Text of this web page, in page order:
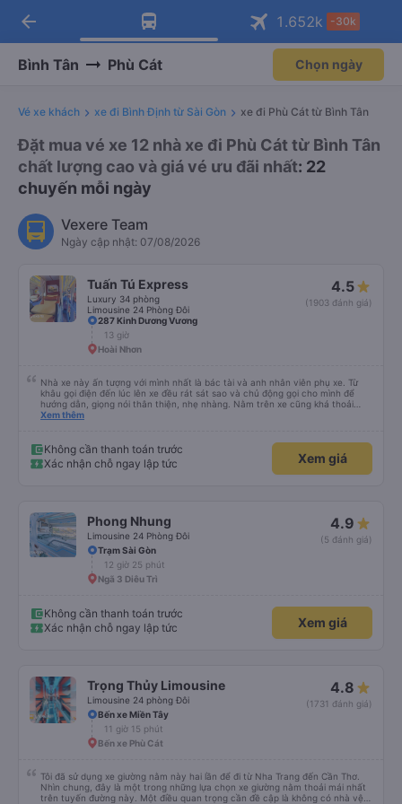
Tải app Vexere ngay!
Nhận ưu đãi thành viên độc
Mở app
Tải app Vexere
-30k/ghế khi đặt vé máy bay qua
Mở app
arrow_back 1.652k -30k
Bình Tân Phù Cát Chọn ngày
Vé xe khách xe đi Bình Định từ Sài Gòn xe đi Phù Cát từ Bình Tân
Đặt mua vé xe 12 nhà xe đi Phù Cát từ Bình Tân
chất lượng cao và giá vé ưu đãi nhất: 22
chuyến mỗi ngày
Vexere Team
Ngày cập nhật: 07/08/2026
Tuấn Tú Express
Luxury 34 phòng
Limousine 24 Phòng Đôi
4.5
(1903 đánh giá)
287 Kinh Dương Vương
13 giờ
Hoài Nhơn
Nhà xe này ấn tượng với mình nhất là bác tài và anh nhân viên phụ xe. Từ
khâu gọi điện đến lúc lên xe đều rát sát sao và chủ động gọi cho mình để
hướng dẫn, giọng nói thân thiện, nhẹ nhàng. Nằm trên xe cũng khá thoải
mái, chăn nệm nước suối đầy đủ. Chuyến xe của mình hầu hết là các cô bác
nhưng các anh hướng dẫn mình xuống ở đây không có ma nào dám chở đâu
( vì đây là địa bàn của thế lực xe ôm ngầm, dân chơi cỏ kẹo ke...) Và thế là
mình được chở xuống Ngã 3 thành , nơi sáng sủa an toàn hơn. Một Chuyến
Xem thêm
Không cần thanh toán trước
Xác nhận chỗ ngay lập tức
Xem giá
Phong Nhung
Limousine 24 Phòng Đôi
4.9
(5 đánh giá)
Trạm Sài Gòn
12 giờ 25 phút
Ngã 3 Diêu Trì
Không cần thanh toán trước
Xác nhận chỗ ngay lập tức
Xem giá
Trọng Thủy Limousine
Limousine 24 phòng Đôi
4.8
(1731 đánh giá)
Bến xe Miền Tây
11 giờ 15 phút
Bến xe Phù Cát
Tôi đã sử dụng xe giường nằm này hai lần để đi từ Nha Trang đến Cần Thơ.
Nhìn chung, đây là một trong những lựa chọn xe giường nằm thoải mái nhất
trên tuyến đường này. Một điều quan trọng cần đề cập là không có nhà vệ